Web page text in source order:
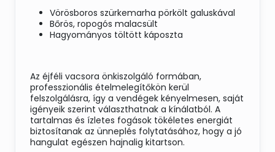
Vörösboros szürkemarha pörkölt galuskával
Bőrös, ropogós malacsült
Hagyományos töltött káposzta
Az éjféli vacsora önkiszolgáló formában,
professzionális ételmelegítőkön kerül
felszolgálásra, így a vendégek kényelmesen, saját
igényeik szerint választhatnak a kínálatból. A
tartalmas és ízletes fogások tökéletes energiát
biztosítanak az ünneplés folytatásához, hogy a jó
hangulat egészen hajnalig kitartson.